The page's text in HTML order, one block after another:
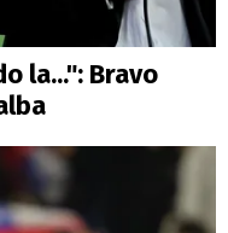
la...": Bravo